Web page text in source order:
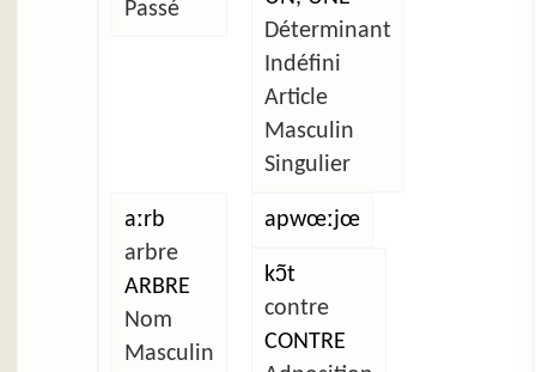
Passé
Déterminant
Indéfini
Article
Masculin
Singulier
aːrb
arbre
ARBRE
Nom
Masculin
apwœːjœ
kɔ̃t
contre
CONTRE